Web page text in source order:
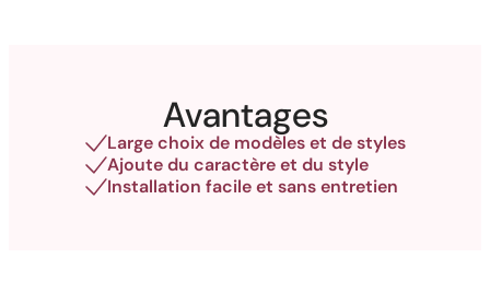
Avantages
Large choix de modèles et de styles
Ajoute du caractère et du style
Installation facile et sans entretien